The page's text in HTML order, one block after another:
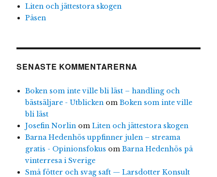
Liten och jättestora skogen
Påsen
SENASTE KOMMENTARERNA
Boken som inte ville bli läst – handling och
bästsäljare - Utblickenom Boken som inte ville
bli läst
Josefin Norlinom Liten och jättestora skogen
Barna Hedenhös uppfinner julen – streama
gratis - Opinionsfokus om Barna Hedenhös på
vinterresa i Sverige
Små fötter och svag saft — Larsdotter Konsult